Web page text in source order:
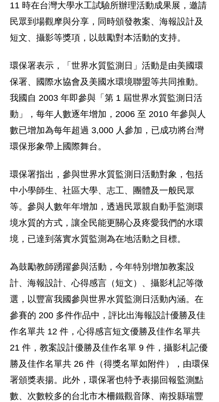
11 時在台灣大學水工試驗所辦理活動成果展，邀請
民眾到場觀摩與分享，同時頒發教案、海報設計及
短文、攝影等獎項，以鼓勵對本活動的支持。
環保署表示，「世界水質監測日」活動是由美國環
保署、國際水協會及美國水環境聯盟等共同推動。
我國自 2003 年即參與「第 1 屆世界水質監測日活
動」，每年人數逐年增加，2006 至 2010 年參與人
數已增加為每年超過 3,000 人參加，已成功將台灣
環保形象帶上國際舞台。
環保署指出，參與世界水質監測日活動對象，包括
中小學師生、社區大學、志工、團體及一般民眾
等。參與人數年年增加，透過民眾親自動手監測環
境水質的方式，讓全民能更關心及疼愛我們的水環
境，已達到落實水質監測為在地活動之目標。
為鼓勵教師踴躍參與活動，今年特別增加教案設
計、海報設計、心得感言（短文）、攝影札記等徵
選，以豐富我國參與世界水質監測日活動內涵。在
參賽的 200 多件作品中，評比出海報設計優勝及佳
作名單共 12 件，心得感言短文優勝及佳作名單共
21 件，教案設計優勝及佳作名單 9 件，攝影札記優
勝及佳作名單共 26 件（得獎名單如附件），由環保
署頒獎表揚。此外，環保署也特予表揚回報監測點
數、次數較多的台北市木柵鐵觀音隊、南投縣瑞豐